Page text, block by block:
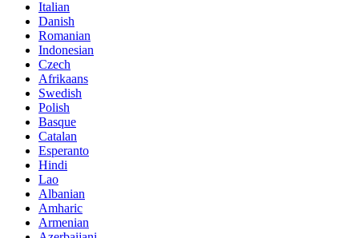
Italian
Danish
Romanian
Indonesian
Czech
Afrikaans
Swedish
Polish
Basque
Catalan
Esperanto
Hindi
Lao
Albanian
Amharic
Armenian